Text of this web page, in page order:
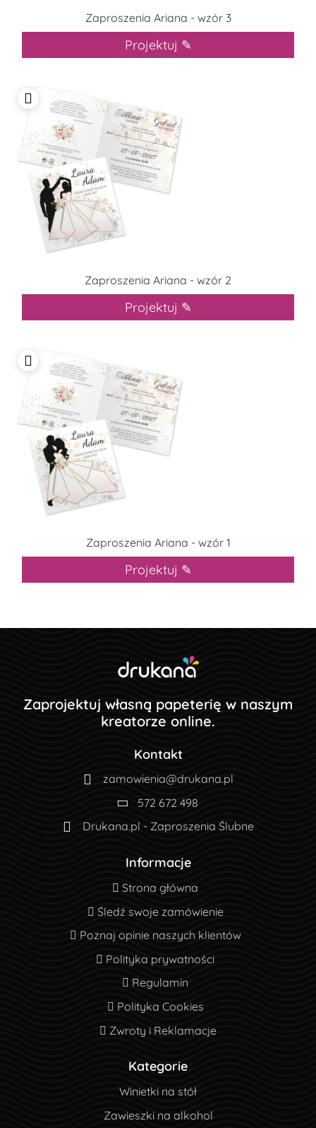
Zaproszenia Ariana - wzór 3
Projektuj ✎
Zaproszenia Ariana - wzór 2
Projektuj ✎
Zaproszenia Ariana - wzór 1
Projektuj ✎
Zaprojektuj własną papeterię w naszym
kreatorze online.
Kontakt
zamowienia@drukana.pl
572 672 498
Drukana.pl - Zaproszenia Ślubne
Informacje
Strona główna
Strona główna
Śledź swoje zamówienie
Śledź swoje zamówienie
Poznaj opinie naszych klientów
Poznaj opinie naszych klientów
Polityka prywatności
Polityka prywatności
Regulamin
Regulamin
Polityka Cookies
Polityka Cookies
Zwroty i Reklamacje
Zwroty i Reklamacje
Kategorie
Winietki na stół
Zawieszki na alkohol